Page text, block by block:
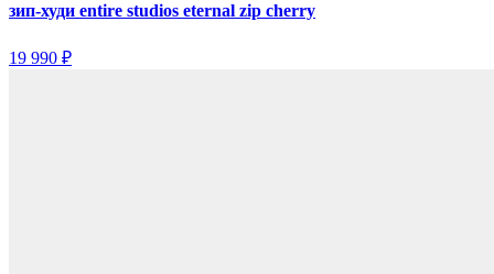
зип-худи entire studios eternal zip cherry
19 990 ₽